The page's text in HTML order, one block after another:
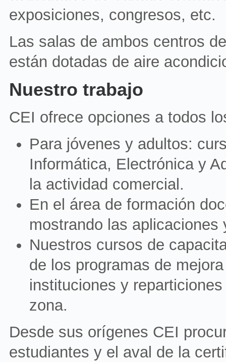
exposiciones, congresos, etc.
Las salas de ambos centros
están dotadas de aire
Nuestro trabajo
CEI ofrece opciones a todos
Para jóvenes y adultos:
Informática, Electrónica y
la actividad comercial.
En el área de formación
mostrando las
Nuestros cursos de
de los programas de
instituciones y
zona.
Desde sus orígenes CEI
estudiantes y el aval de la